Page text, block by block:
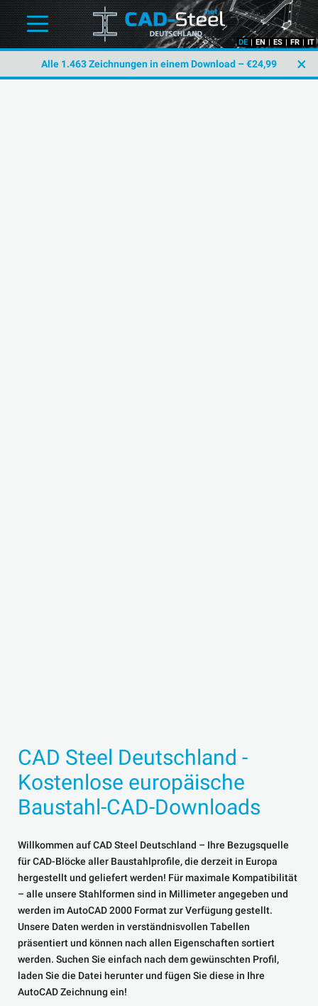
DE | EN | ES | FR | IT
Alle 1.463 Zeichnungen in einem Download – €24,99 ×
CAD Steel Deutschland -
Kostenlose europäische
Baustahl-CAD-Downloads
Willkommen auf CAD Steel Deutschland – Ihre Bezugsquelle
für CAD-Blöcke aller Baustahlprofile, die derzeit in Europa
hergestellt und geliefert werden! Für maximale Kompatibilität
– alle unsere Stahlformen sind in Millimeter angegeben und
werden im AutoCAD 2000 Format zur Verfügung gestellt.
Unsere Daten werden in verständnisvollen Tabellen
präsentiert und können nach allen Eigenschaften sortiert
werden. Suchen Sie einfach nach dem gewünschten Profil,
laden Sie die Datei herunter und fügen Sie diese in Ihre
AutoCAD Zeichnung ein!